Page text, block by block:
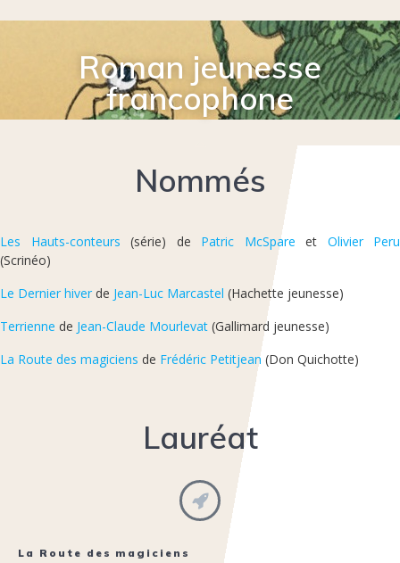
Roman jeunesse
francophone
Nommés
Les Hauts-conteurs (série) de Patric McSpare et Olivier Peru
(Scrinéo)
Le Dernier hiver de Jean-Luc Marcastel (Hachette jeunesse)
Terrienne de Jean-Claude Mourlevat (Gallimard jeunesse)
La Route des magiciens de Frédéric Petitjean (Don Quichotte)
Lauréat
La Route des magiciens